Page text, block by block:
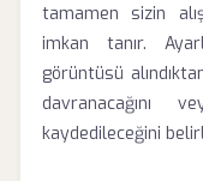
tamamen sizin
imkan tanır.
görüntüsü
davranacağını
kaydedileceğini